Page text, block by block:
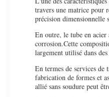
travers une matrice pour
précision dimensionnelle
En outre, le tube en acier
corrosion.Cette
largement utilisé dans
En termes de services de
fabrication de formes et
allié sans soudure peut